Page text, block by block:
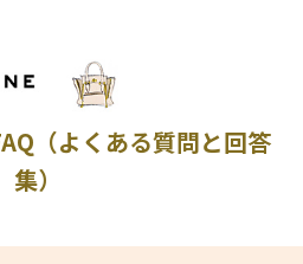
（よくある質問と回答
集）